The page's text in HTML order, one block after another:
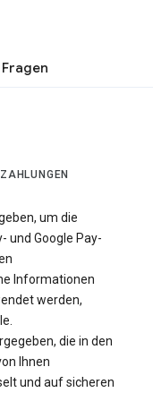
um die
und Google Pay-
Informationen
werden,
die in den
Ihnen
und auf sicheren